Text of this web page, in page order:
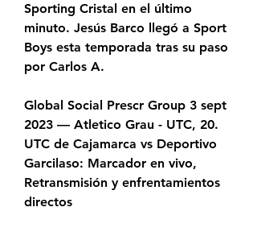
Sporting Cristal en el último
minuto. Jesús Barco llegó a Sport
Boys esta temporada tras su paso
por Carlos A.
Global Social Prescr Group 3 sept
2023 — Atletico Grau - UTC, 20.
UTC de Cajamarca vs Deportivo
Garcilaso: Marcador en vivo,
Retransmisión y enfrentamientos
directos